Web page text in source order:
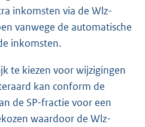
inkomsten via de Wlz-
vanwege de automatische
inkomsten.
te kiezen voor wijzigingen
kan conform de
de SP-fractie voor een
waardoor de Wlz-